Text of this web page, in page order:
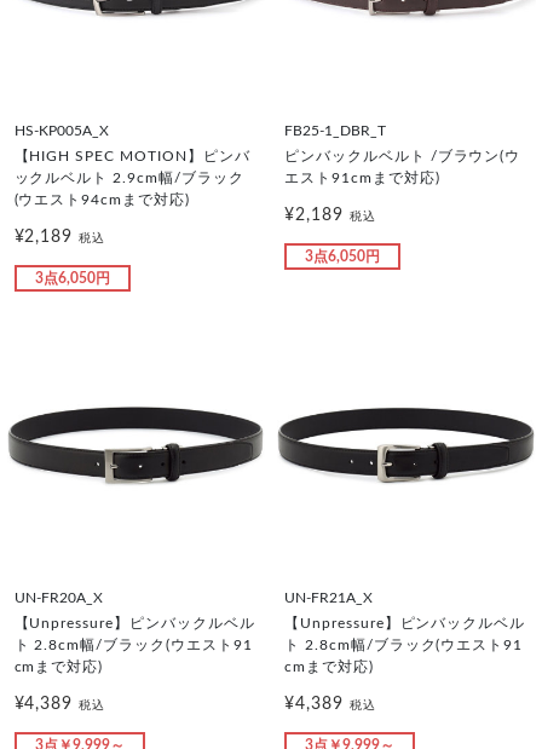
HS-KP005A_X
【HIGH SPEC MOTION】ピンバ
ックルベルト 2.9cm幅/ブラック
(ウエスト94cmまで対応)
¥2,189税込
3点6,050円
FB25-1_DBR_T
ピンバックルベルト /ブラウン(ウ
エスト91cmまで対応)
¥2,189 税込
3点6,050円
UN-FR20A_X
【Unpressure】ピンバックルベル
ト 2.8cm幅/ブラック(ウエスト91
cmまで対応)
¥4,389税込
3点￥9,999～
UN-FR21A_X
【Unpressure】ピンバックルベル
ト 2.8cm幅/ブラック(ウエスト91
cmまで対応)
¥4,389 税込
3点￥9,999～